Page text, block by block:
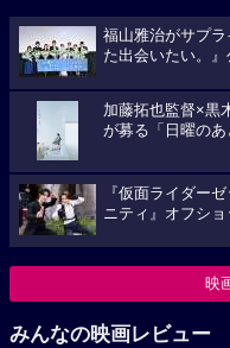
福山雅治がサプ
た出会いたい。
加藤拓也監督×黒
が募る「日曜のあ
『仮面ライダー
ニティ』オフシ
映
みんなの映画レビュー